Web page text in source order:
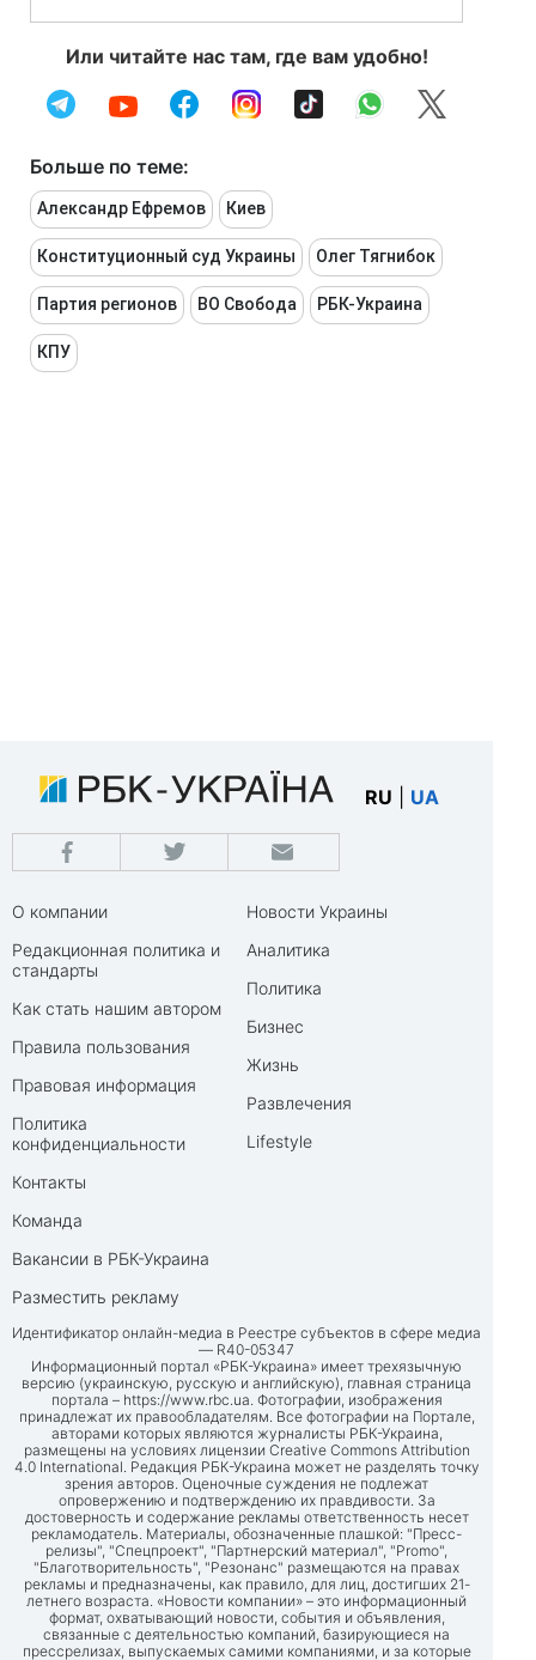
Или читайте нас там, где вам удобно!
Больше по теме:
Александр Ефремов Киев
Конституционный суд Украины Олег Тягнибок
Партия регионов ВО Свобода РБК-Украина
КПУ
RU UA
О компании
Редакционная политика и
стандарты
Как стать нашим автором
Правила пользования
Правовая информация
Политика
конфиденциальности
Контакты
Команда
Вакансии в РБК-Украина
Разместить рекламу
Новости Украины
Аналитика
Политика
Бизнес
Жизнь
Развлечения
Lifestyle
Идентификатор онлайн-медиа в Реестре субъектов в сфере медиа
— R40-05347
Информационный портал «РБК-Украина» имеет трехязычную
версию (украинскую, русскую и английскую), главная страница
портала – https://www.rbc.ua. Фотографии, изображения
принадлежат их правообладателям. Все фотографии на Портале,
авторами которых являются журналисты РБК-Украина,
размещены на условиях лицензии Creative Commons Attribution
4.0 International. Редакция РБК-Украина может не разделять точку
зрения авторов. Оценочные суждения не подлежат
опровержению и подтверждению их правдивости. За
достоверность и содержание рекламы ответственность несет
рекламодатель. Материалы, обозначенные плашкой: "Пресс-
релизы", "Спецпроект", "Партнерский материал", "Promo",
"Благотворительность", "Резонанс" размещаются на правах
рекламы и предназначены, как правило, для лиц, достигших 21-
летнего возраста. «Новости компании» – это информационный
формат, охватывающий новости, события и объявления,
связанные с деятельностью компаний, базирующиеся на
прессрелизах, выпускаемых самими компаниями, и за которые